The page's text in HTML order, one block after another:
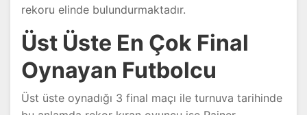
rekoru elinde bulundurmaktadır.
Üst Üste En Çok Final
Oynayan Futbolcu
Üst üste oynadığı 3 final maçı ile turnuva tarihinde